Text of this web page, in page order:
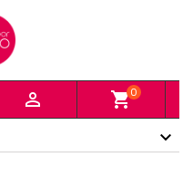
 shopping_cart0